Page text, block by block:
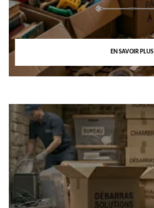
EN SAVOIR PLUS